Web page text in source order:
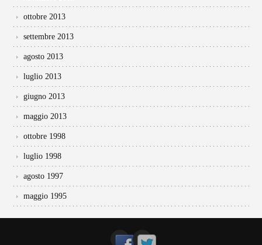
ottobre 2013
settembre 2013
agosto 2013
luglio 2013
giugno 2013
maggio 2013
ottobre 1998
luglio 1998
agosto 1997
maggio 1995